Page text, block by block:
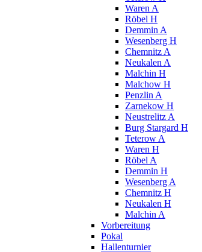
Waren A
Röbel H
Demmin A
Wesenberg H
Chemnitz A
Neukalen A
Malchin H
Malchow H
Penzlin A
Zarnekow H
Neustrelitz A
Burg Stargard H
Teterow A
Waren H
Röbel A
Demmin H
Wesenberg A
Chemnitz H
Neukalen H
Malchin A
Vorbereitung
Pokal
Hallenturnier